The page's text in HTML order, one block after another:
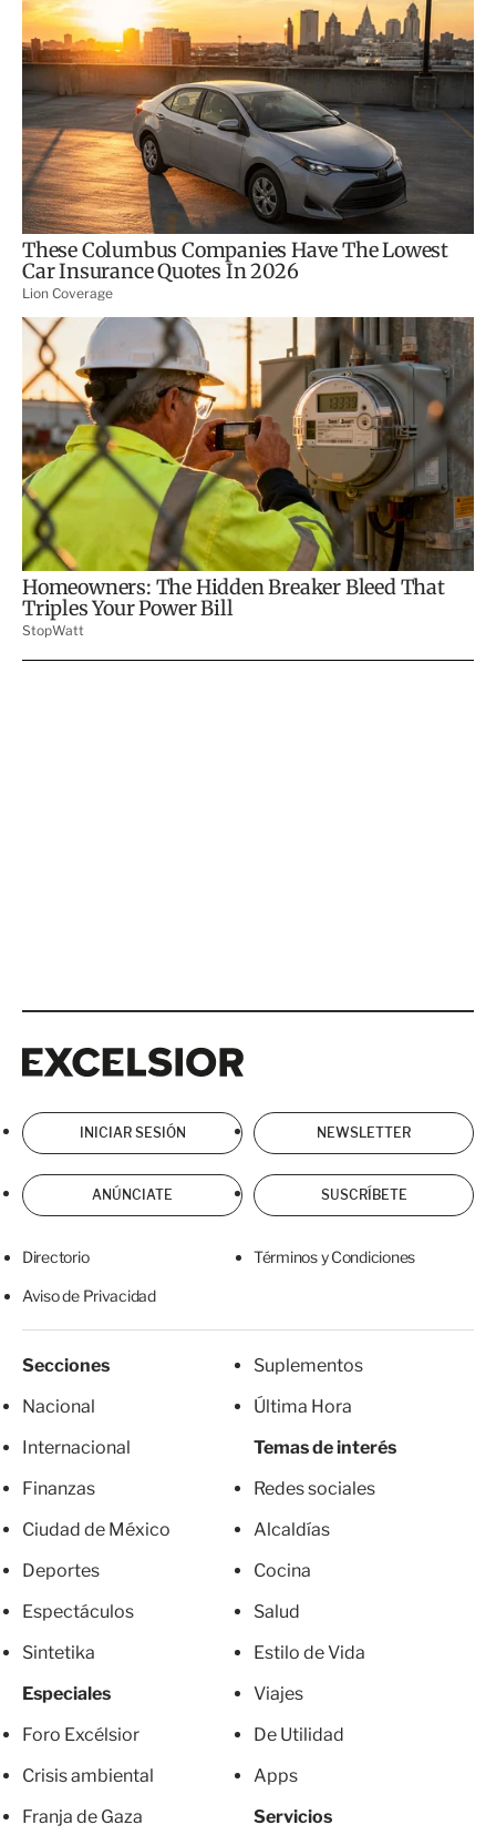
INICIAR SESIÓN NEWSLETTER
ANÚNCIATE SUSCRÍBETE
Directorio Términos y Condiciones
Aviso de Privacidad
Secciones
Nacional
Internacional
Finanzas
Ciudad de México
Deportes
Espectáculos
Sintetika
Especiales
Foro Excélsior
Crisis ambiental
Franja de Gaza
Suplementos
Última Hora
Temas de interés
Redes sociales
Alcaldías
Cocina
Salud
Estilo de Vida
Viajes
De Utilidad
Apps
Servicios